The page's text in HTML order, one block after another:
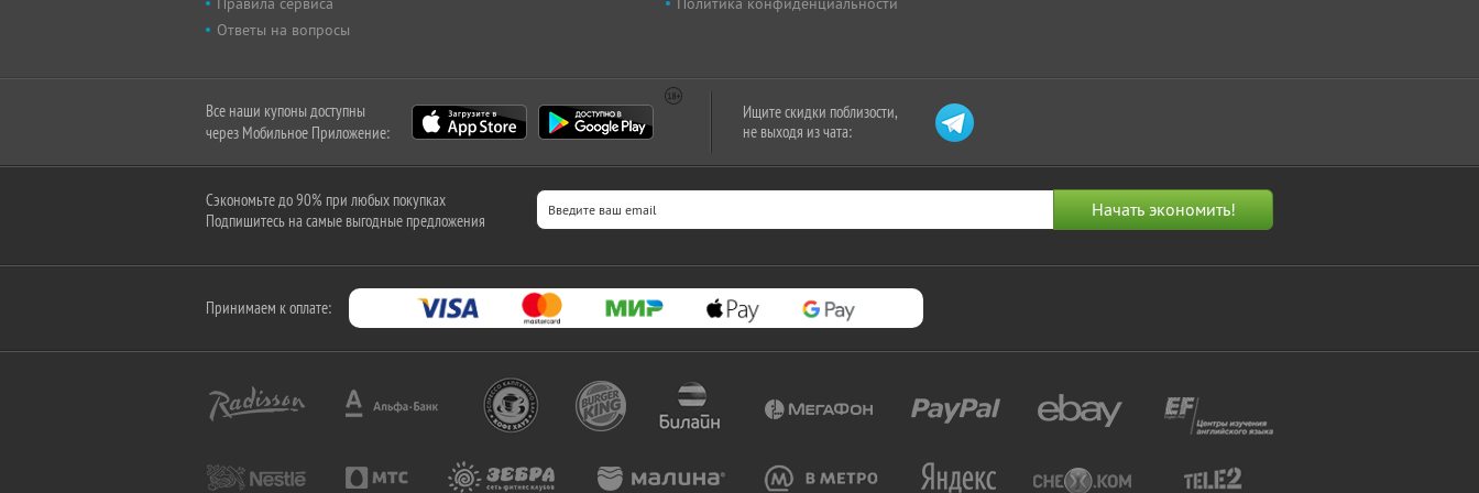
Ответы на вопросы
Все наши купоны доступны
через Мобильное Приложение:
Ищите скидки поблизости,
не выходя из чата:
Сэкономьте до 90% при любых покупках
Подпишитесь на самые выгодные предложения
Принимаем к оплате: